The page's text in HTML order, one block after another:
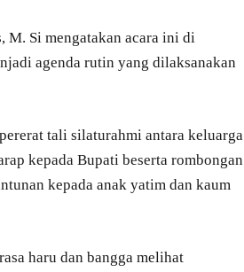
M. Si mengatakan acara ini di
agenda rutin yang dilaksanakan
tali silaturahmi antara keluarga
kepada Bupati beserta rombongan
kepada anak yatim dan kaum
haru dan bangga melihat